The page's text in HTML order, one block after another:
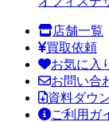
店舗一覧
買取依頼
お気に入
お問い合
資料ダウ
ご利用ガ